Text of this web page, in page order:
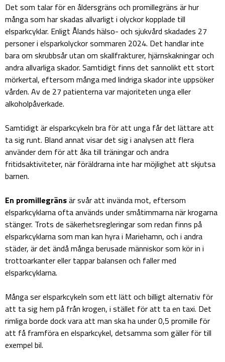
Det som talar för en åldersgräns och promillegräns är hur
många som har skadas allvarligt i olyckor kopplade till
elsparkcyklar. Enligt Ålands hälso- och sjukvård skadades 27
personer i elsparkolyckor sommaren 2024. Det handlar inte
bara om skrubbsår utan om skallfrakturer, hjärnskakningar och
andra allvarliga skador. Samtidigt finns det sannolikt ett stort
mörkertal, eftersom många med lindriga skador inte uppsöker
vården. Av de 27 patienterna var majoriteten unga eller
alkoholpåverkade.
Samtidigt är elsparkcykeln bra för att unga får det lättare att
ta sig runt. Bland annat visar det sig i analysen att flera
använder dem för att åka till träningar och andra
fritidsaktiviteter, när föräldrarna inte har möjlighet att skjutsa
barnen.
En promillegränsär svår att invända mot, eftersom
elsparkcyklarna ofta används under småtimmarna när krogarna
stänger. Trots de säkerhetsregleringar som redan finns på
elsparkcyklarna som man kan hyra i Mariehamn, och i andra
städer, är det ändå många berusade människor som kör in i
trottoarkanter eller tappar balansen och faller med
elsparkcyklarna.
Många ser elsparkcykeln som ett lätt och billigt alternativ för
att ta sig hem på från krogen, i stället för att ta en taxi. Det
rimliga borde dock vara att man ska ha under 0,5 promille för
att få framföra en elsparkcykel, detsamma som gäller för till
exempel bil.